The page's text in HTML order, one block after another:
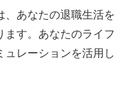
、あなたの退職生活を
す。あなたのライフ
レーションを活用し